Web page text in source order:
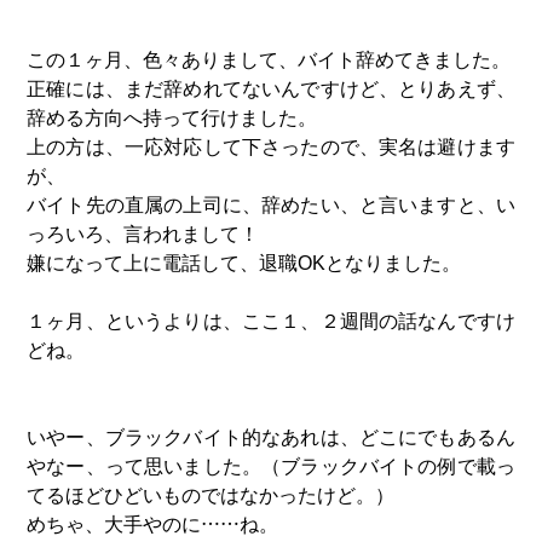
この１ヶ月、色々ありまして、バイト辞めてきました。
正確には、まだ辞めれてないんですけど、とりあえず、
辞める方向へ持って行けました。
上の方は、一応対応して下さったので、実名は避けます
が、
バイト先の直属の上司に、辞めたい、と言いますと、い
っろいろ、言われまして！
嫌になって上に電話して、退職OKとなりました。
１ヶ月、というよりは、ここ１、２週間の話なんですけ
どね。
いやー、ブラックバイト的なあれは、どこにでもあるん
やなー、って思いました。（ブラックバイトの例で載っ
てるほどひどいものではなかったけど。）
めちゃ、大手やのに……ね。